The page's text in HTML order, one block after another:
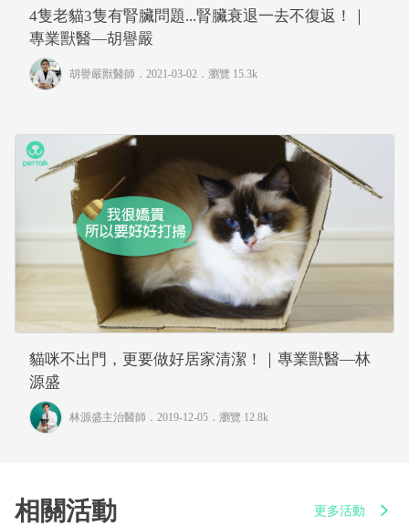
4隻老貓3隻有腎臟問題...腎臟衰退一去不復返！｜
專業獸醫—胡譽嚴
胡譽嚴獸醫師 ．2021-03-02． 瀏覽 15.3k
貓咪不出門，更要做好居家清潔！｜專業獸醫—林
源盛
林源盛主治醫師 ．2019-12-05． 瀏覽 12.8k
相關活動 更多活動